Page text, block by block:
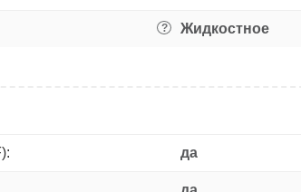
? Жидкостное
да